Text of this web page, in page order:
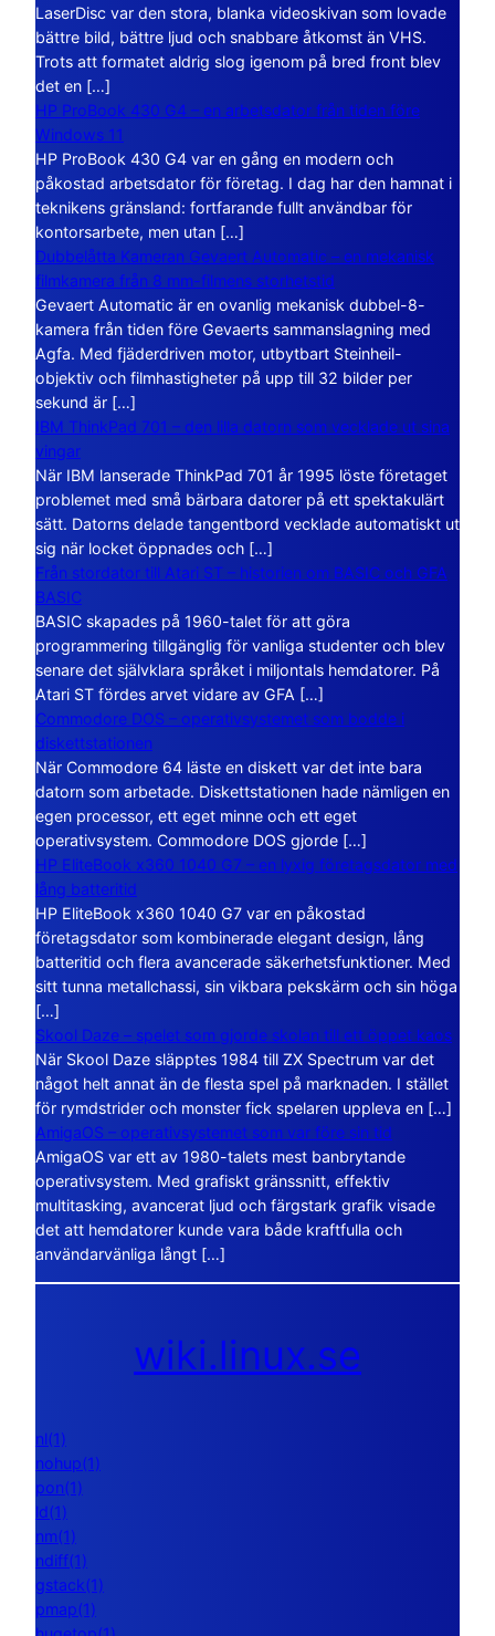
LaserDisc var den stora, blanka videoskivan som lovade
bättre bild, bättre ljud och snabbare åtkomst än VHS.
Trots att formatet aldrig slog igenom på bred front blev
det en […]
HP ProBook 430 G4 – en arbetsdator från tiden före
Windows 11
HP ProBook 430 G4 var en gång en modern och
påkostad arbetsdator för företag. I dag har den hamnat i
teknikens gränsland: fortfarande fullt användbar för
kontorsarbete, men utan […]
Dubbelåtta Kameran Gevaert Automatic – en mekanisk
filmkamera från 8 mm-filmens storhetstid
Gevaert Automatic är en ovanlig mekanisk dubbel-8-
kamera från tiden före Gevaerts sammanslagning med
Agfa. Med fjäderdriven motor, utbytbart Steinheil-
objektiv och filmhastigheter på upp till 32 bilder per
sekund är […]
IBM ThinkPad 701 – den lilla datorn som vecklade ut sina
vingar
När IBM lanserade ThinkPad 701 år 1995 löste företaget
problemet med små bärbara datorer på ett spektakulärt
sätt. Datorns delade tangentbord vecklade automatiskt ut
sig när locket öppnades och […]
Från stordator till Atari ST – historien om BASIC och GFA
BASIC
BASIC skapades på 1960-talet för att göra
programmering tillgänglig för vanliga studenter och blev
senare det självklara språket i miljontals hemdatorer. På
Atari ST fördes arvet vidare av GFA […]
Commodore DOS – operativsystemet som bodde i
diskettstationen
När Commodore 64 läste en diskett var det inte bara
datorn som arbetade. Diskettstationen hade nämligen en
egen processor, ett eget minne och ett eget
operativsystem. Commodore DOS gjorde […]
HP EliteBook x360 1040 G7 – en lyxig företagsdator med
lång batteritid
HP EliteBook x360 1040 G7 var en påkostad
företagsdator som kombinerade elegant design, lång
batteritid och flera avancerade säkerhetsfunktioner. Med
sitt tunna metallchassi, sin vikbara pekskärm och sin höga
[…]
Skool Daze – spelet som gjorde skolan till ett öppet kaos
När Skool Daze släpptes 1984 till ZX Spectrum var det
något helt annat än de flesta spel på marknaden. I stället
för rymdstrider och monster fick spelaren uppleva en […]
AmigaOS – operativsystemet som var före sin tid
AmigaOS var ett av 1980-talets mest banbrytande
operativsystem. Med grafiskt gränssnitt, effektiv
multitasking, avancerat ljud och färgstark grafik visade
det att hemdatorer kunde vara både kraftfulla och
användarvänliga långt […]
wiki.linux.se
nl(1)
nohup(1)
pon(1)
ld(1)
nm(1)
ndiff(1)
gstack(1)
pmap(1)